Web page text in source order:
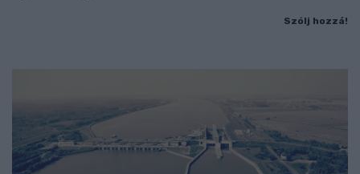
Szólj hozzá!